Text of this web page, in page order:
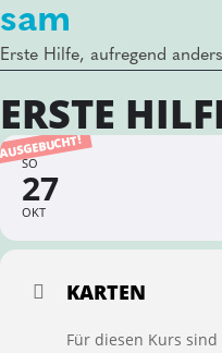
sam
Erste Hilfe, aufregend
ERSTE
SO
27
OKT
KARTEN
Für diesen Kurs